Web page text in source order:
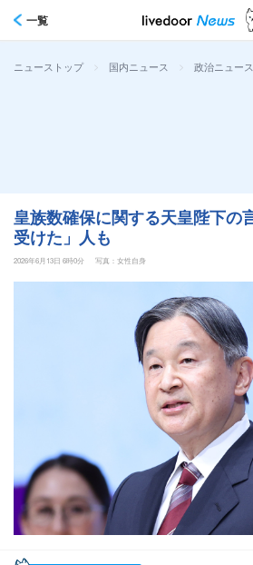
一覧
ニューストップ > 国内ニュース > 政治ニュース
皇族数確保に関する天皇陛下の
受けた」人も
2026年6月13日 6時0分
写真：女性自身